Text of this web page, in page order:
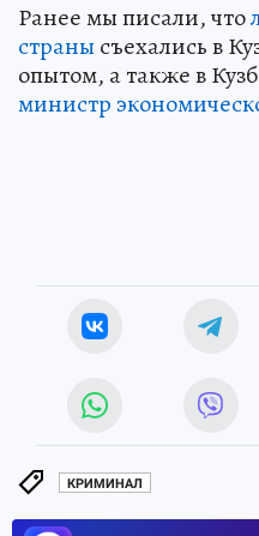
Ранее мы писали, что
страны съехались в
опытом, а также в
министр
КРИМИНАЛ